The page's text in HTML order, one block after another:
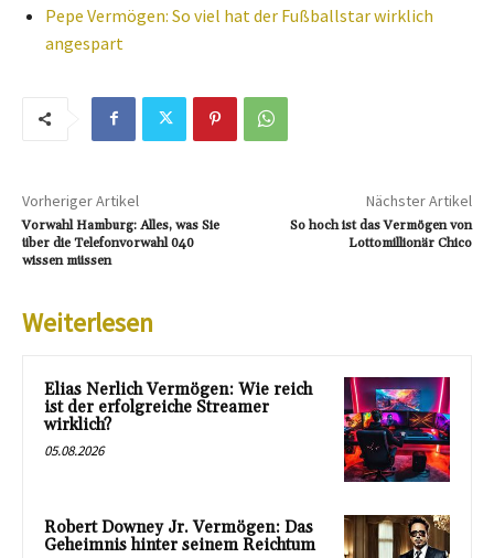
Pepe Vermögen: So viel hat der Fußballstar wirklich
angespart
Vorheriger Artikel
Vorwahl Hamburg: Alles, was Sie
über die Telefonvorwahl 040
wissen müssen
Nächster Artikel
So hoch ist das Vermögen von
Lottomillionär Chico
Weiterlesen
Elias Nerlich Vermögen: Wie reich
ist der erfolgreiche Streamer
wirklich?
05.08.2026
Robert Downey Jr. Vermögen: Das
Geheimnis hinter seinem Reichtum